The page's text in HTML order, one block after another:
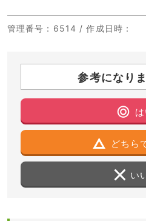
管理番号 ：6514 /作成日時 ：
参考になり
どちら
い